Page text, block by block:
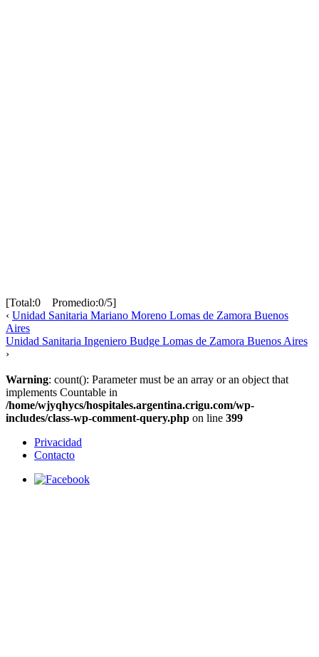
[Total:0 Promedio:0/5]
‹ Unidad Sanitaria Mariano Moreno Lomas de Zamora Buenos
Aires
Unidad Sanitaria Ingeniero Budge Lomas de Zamora Buenos Aires
›
Warning: count(): Parameter must be an array or an object that
implements Countable in
/home/wjyqhycs/hospitales.argentina.crigu.com/wp-
includes/class-wp-comment-query.php on line 399
Privacidad
Contacto